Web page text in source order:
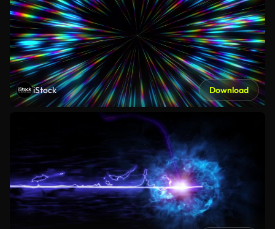
iStock Download